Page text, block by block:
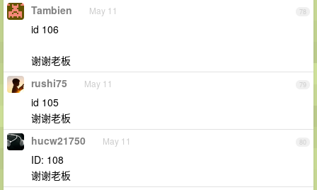
78
Tambien May 11
id 106
谢谢老板
79
rushi75 May 11
id 105
谢谢老板
80
hucw21750 May 11
ID: 108
谢谢老板